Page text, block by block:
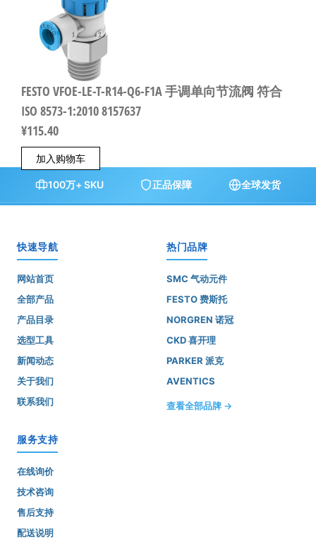
FESTO VFOE-LE-T-R14-Q6-F1A 手调单向节流阀 符合
ISO 8573-1:2010 8157637
¥115.40
加入购物车
100万+ SKU 正品保障 全球发货
快速导航
网站首页
全部产品
产品目录
选型工具
新闻动态
关于我们
联系我们
热门品牌
SMC 气动元件
FESTO 费斯托
NORGREN 诺冠
CKD 喜开理
PARKER 派克
AVENTICS
查看全部品牌 →
服务支持
在线询价
技术咨询
售后支持
配送说明